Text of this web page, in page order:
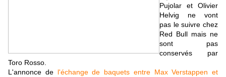
Pujolar et Olivier
Helvig ne vont
pas le suivre chez
Red Bull mais ne
sont pas
conservés par
Toro Rosso.
L'annonce de l'échange de baquets entre Max Verstappen et